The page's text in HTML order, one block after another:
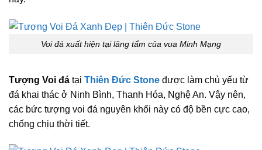
Voi đá xuất hiện tại lăng tẩm của vua Minh Mạng
Tượng Voi đá tại Thiên Đức Stone được làm chủ yếu từ
đá khai thác ở Ninh Bình, Thanh Hóa, Nghệ An. Vậy nên,
các bức tượng voi đá nguyên khối này có độ bền cực cao,
chống chịu thời tiết.